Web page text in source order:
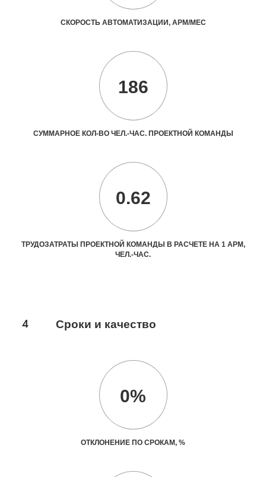
СКОРОСТЬ АВТОМАТИЗАЦИИ, АРМ/МЕС
186
СУММАРНОЕ КОЛ-ВО ЧЕЛ.-ЧАС. ПРОЕКТНОЙ КОМАНДЫ
0.62
ТРУДОЗАТРАТЫ ПРОЕКТНОЙ КОМАНДЫ В РАСЧЕТЕ НА 1 АРМ,
ЧЕЛ.-ЧАС.
4 Сроки и качество
0%
ОТКЛОНЕНИЕ ПО СРОКАМ, %